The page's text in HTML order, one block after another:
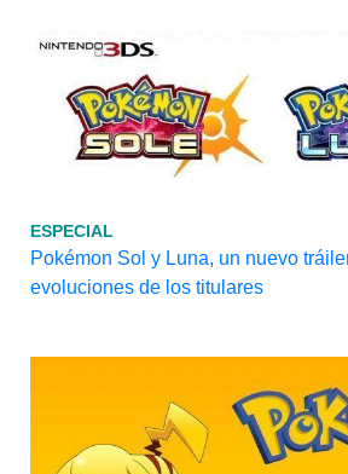
ESPECIAL
Pokémon Sol y Luna, un nuevo
evoluciones de los titulares